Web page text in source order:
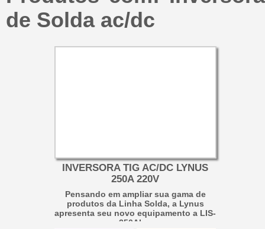
de Solda ac/dc
INVERSORA TIG AC/DC LYNUS
250A 220V
Pensando em ampliar sua gama de
produtos da Linha Solda, a Lynus
apresenta seu novo equipamento a LIS-
250AL...